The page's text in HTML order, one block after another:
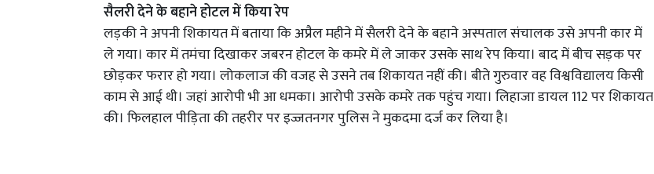
सैलरी देने के बहाने होटल में किया रेप
लड़की ने अपनी शिकायत में बताया कि अप्रैल महीने में सैलरी देने के बहाने अस्पताल संचालक उसे अपनी कार में
ले गया। कार में तमंचा दिखाकर जबरन होटल के कमरे में ले जाकर उसके साथ रेप किया। बाद में बीच सड़क पर
छोड़कर फरार हो गया। लोकलाज की वजह से उसने तब शिकायत नहीं की। बीते गुरुवार वह विश्वविद्यालय किसी
काम से आई थी। जहां आरोपी भी आ धमका। आरोपी उसके कमरे तक पहुंच गया। लिहाजा डायल 112 पर शिकायत
की। फिलहाल पीड़िता की तहरीर पर इज्जतनगर पुलिस ने मुकदमा दर्ज कर लिया है।